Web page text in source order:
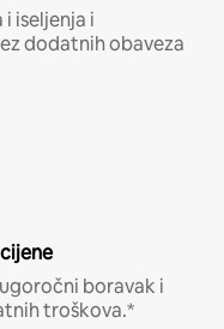
iseljenja i
dodatnih obaveza
boravak i
troškova.*